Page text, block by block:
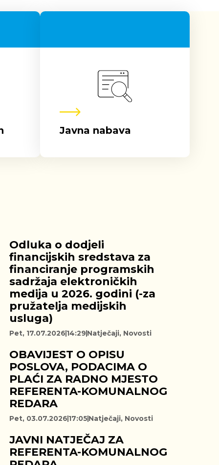
Javna nabava
Odluka o dodjeli
financijskih sredstava za
financiranje programskih
sadržaja elektroničkih
medija u 2026. godini (-za
pružatelja medijskih
usluga)
Pet, 17.07.2026 14:29 Natječaji, Novosti
OBAVIJEST O OPISU
POSLOVA, PODACIMA O
PLAĆI ZA RADNO MJESTO
REFERENTA-KOMUNALNOG
REDARA
Pet, 03.07.2026 17:05Natječaji, Novosti
JAVNI NATJEČAJ ZA
REFERENTA-KOMUNALNOG